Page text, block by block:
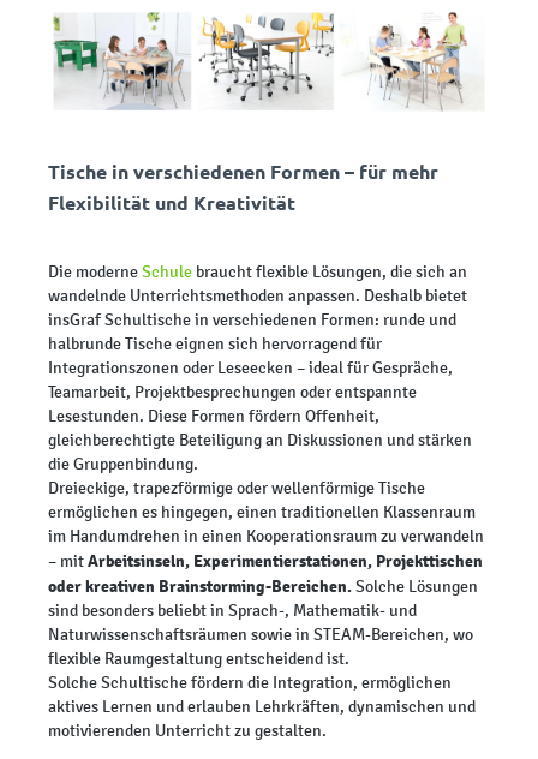
Tische in verschiedenen Formen – für mehr
Flexibilität und Kreativität
Die moderneSchule braucht flexible Lösungen, die sich an
wandelnde Unterrichtsmethoden anpassen. Deshalb bietet
insGraf Schultische in verschiedenen Formen: runde und
halbrunde Tische eignen sich hervorragend für
Integrationszonen oder Leseecken – ideal für Gespräche,
Teamarbeit, Projektbesprechungen oder entspannte
Lesestunden. Diese Formen fördern Offenheit,
gleichberechtigte Beteiligung an Diskussionen und stärken
die Gruppenbindung.
Dreieckige, trapezförmige oder wellenförmige Tische
ermöglichen es hingegen, einen traditionellen Klassenraum
im Handumdrehen in einen Kooperationsraum zu verwandeln
– mitArbeitsinseln, Experimentierstationen, Projekttischen
oder kreativen Brainstorming-Bereichen.Solche Lösungen
sind besonders beliebt in Sprach-, Mathematik- und
Naturwissenschaftsräumen sowie in STEAM-Bereichen, wo
flexible Raumgestaltung entscheidend ist.
Solche Schultische fördern die Integration, ermöglichen
aktives Lernen und erlauben Lehrkräften, dynamischen und
motivierenden Unterricht zu gestalten.